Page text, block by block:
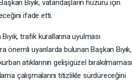
Bıyık, vatandaşların huzuru için
ifade etti.
trafik kurallarına uyulması
uyarılarda bulunan Başkan Bıyık,
atıklarının gelişigüzel bırakılmaması
çalışmalarını titizlikle sürdüreceğini